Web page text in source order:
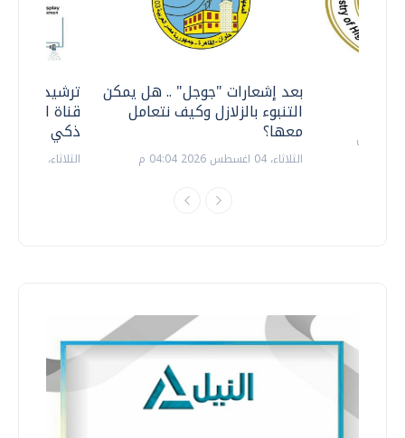
ترشيدا
قناة
ذكي
الثلاثاء، 14 يوليو 2026 06:11 م
بعد إشعارات "جوجل" .. هل يمكن
التنبوء بالزلازل وكيف نتعامل
معها؟
الثلاثاء، 04 اغسطس 2026 04:04 م